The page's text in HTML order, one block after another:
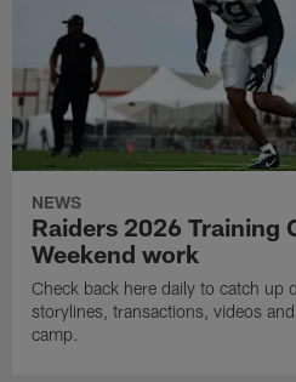
NEWS
Raiders 2026 Training
Weekend work
Check back here daily to catch up
storylines, transactions, videos
camp.